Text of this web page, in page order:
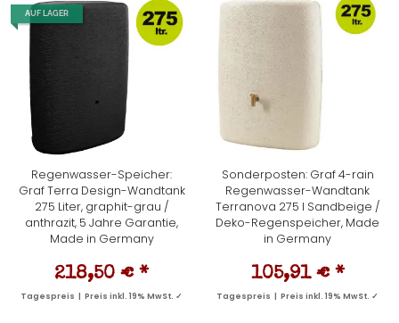
AUF LAGER
Regenwasser-Speicher:
Graf Terra Design-Wandtank
275 Liter, graphit-grau /
anthrazit, 5 Jahre Garantie,
Made in Germany
218,50 € *
Tagespreis | Preis inkl. 19% MwSt. ✓
Sonderposten: Graf 4-rain
Regenwasser-Wandtank
Terranova 275 l Sandbeige /
Deko-Regenspeicher, Made
in Germany
105,91 € *
Tagespreis | Preis inkl. 19% MwSt. ✓